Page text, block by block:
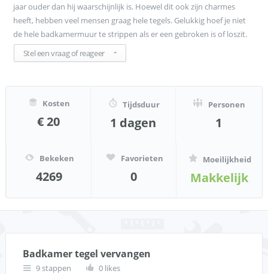
jaar ouder dan hij waarschijnlijk is. Hoewel dit ook zijn charmes
heeft, hebben veel mensen graag hele tegels. Gelukkig hoef je niet
de hele badkamermuur te strippen als er een gebroken is of loszit.
Stel een vraag of reageer
Kosten
€ 20
Tijdsduur
1 dagen
Personen
1
Bekeken
4269
Favorieten
0
Moeilijkheid
Makkelijk
Badkamer tegel vervangen
9 stappen 0 likes